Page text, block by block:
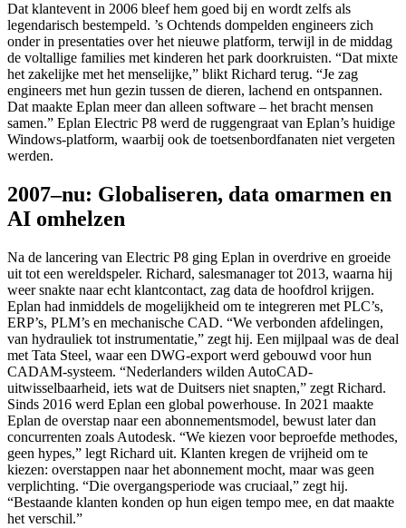
Dat klantevent in 2006 bleef hem goed bij en wordt zelfs als
legendarisch bestempeld. ’s Ochtends dompelden engineers zich
onder in presentaties over het nieuwe platform, terwijl in de middag
de voltallige families met kinderen het park doorkruisten. “Dat mixte
het zakelijke met het menselijke,” blikt Richard terug. “Je zag
engineers met hun gezin tussen de dieren, lachend en ontspannen.
Dat maakte Eplan meer dan alleen software – het bracht mensen
samen.” Eplan Electric P8 werd de ruggengraat van Eplan’s huidige
Windows-platform, waarbij ook de toetsenbordfanaten niet vergeten
werden.
2007–nu: Globaliseren, data omarmen en
AI omhelzen
Na de lancering van Electric P8 ging Eplan in overdrive en groeide
uit tot een wereldspeler. Richard, salesmanager tot 2013, waarna hij
weer snakte naar echt klantcontact, zag data de hoofdrol krijgen.
Eplan had inmiddels de mogelijkheid om te integreren met PLC’s,
ERP’s, PLM’s en mechanische CAD. “We verbonden afdelingen,
van hydrauliek tot instrumentatie,” zegt hij. Een mijlpaal was de deal
met Tata Steel, waar een DWG-export werd gebouwd voor hun
CADAM-systeem. “Nederlanders wilden AutoCAD-
uitwisselbaarheid, iets wat de Duitsers niet snapten,” zegt Richard.
Sinds 2016 werd Eplan een global powerhouse. In 2021 maakte
Eplan de overstap naar een abonnementsmodel, bewust later dan
concurrenten zoals Autodesk. “We kiezen voor beproefde methodes,
geen hypes,” legt Richard uit. Klanten kregen de vrijheid om te
kiezen: overstappen naar het abonnement mocht, maar was geen
verplichting. “Die overgangsperiode was cruciaal,” zegt hij.
“Bestaande klanten konden op hun eigen tempo mee, en dat maakte
het verschil.”